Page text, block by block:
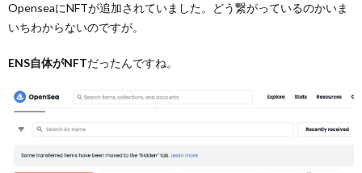
OpenseaにNFTが追加されていました。どう繋がっているのかいま
いちわからないのですが。
ENS自体がNFTだったんですね。